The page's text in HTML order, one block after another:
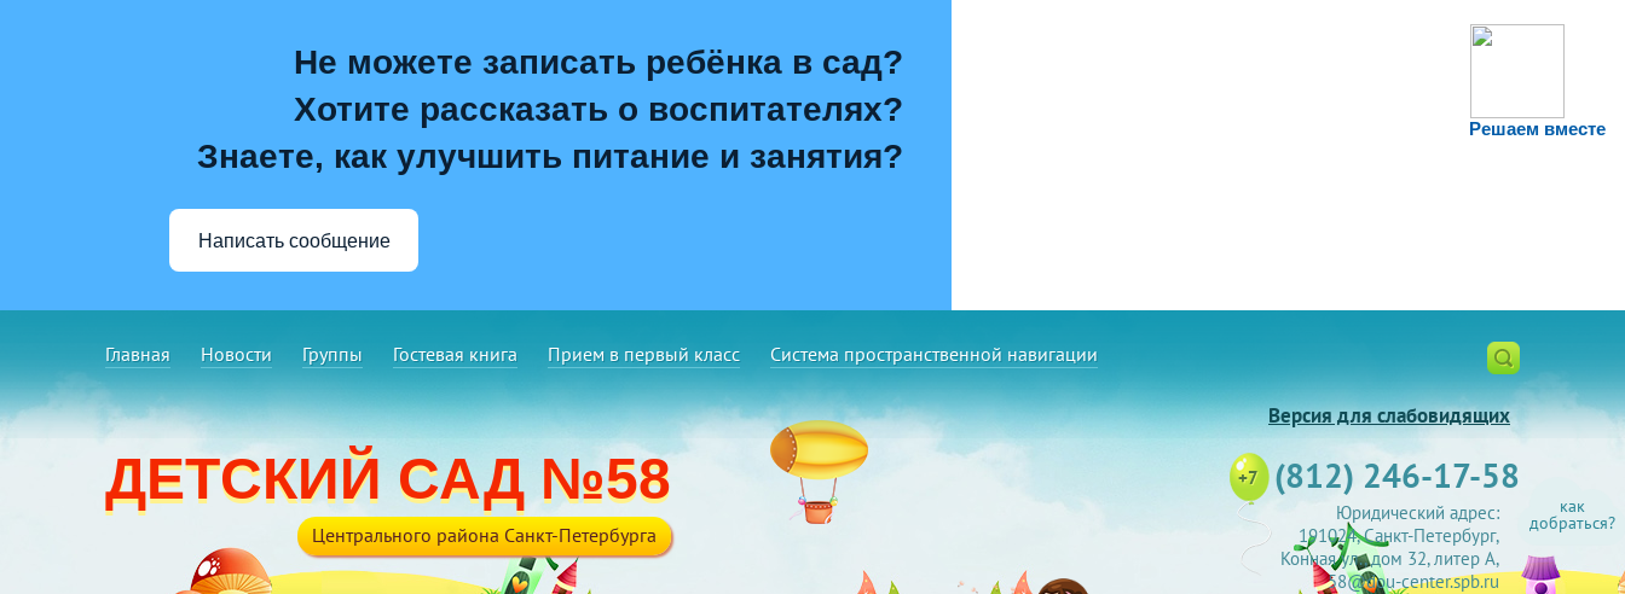
Решаем вместе
Не можете записать ребёнка в сад?
Хотите рассказать о воспитателях?
Знаете, как улучшить питание и занятия?
Написать сообщение
Главная Новости Группы Гостевая книга Прием в первый класс Система пространственной навигации
ДЕТСКИЙ САД №58
Центрального района Санкт-Петербурга
Версия для слабовидящих
+7 (812) 246-17-58
Юридический адрес:
191024, Санкт-Петербург,
Конная ул., дом 32, литер А,
58@dou-center.spb.ru
как
добраться?